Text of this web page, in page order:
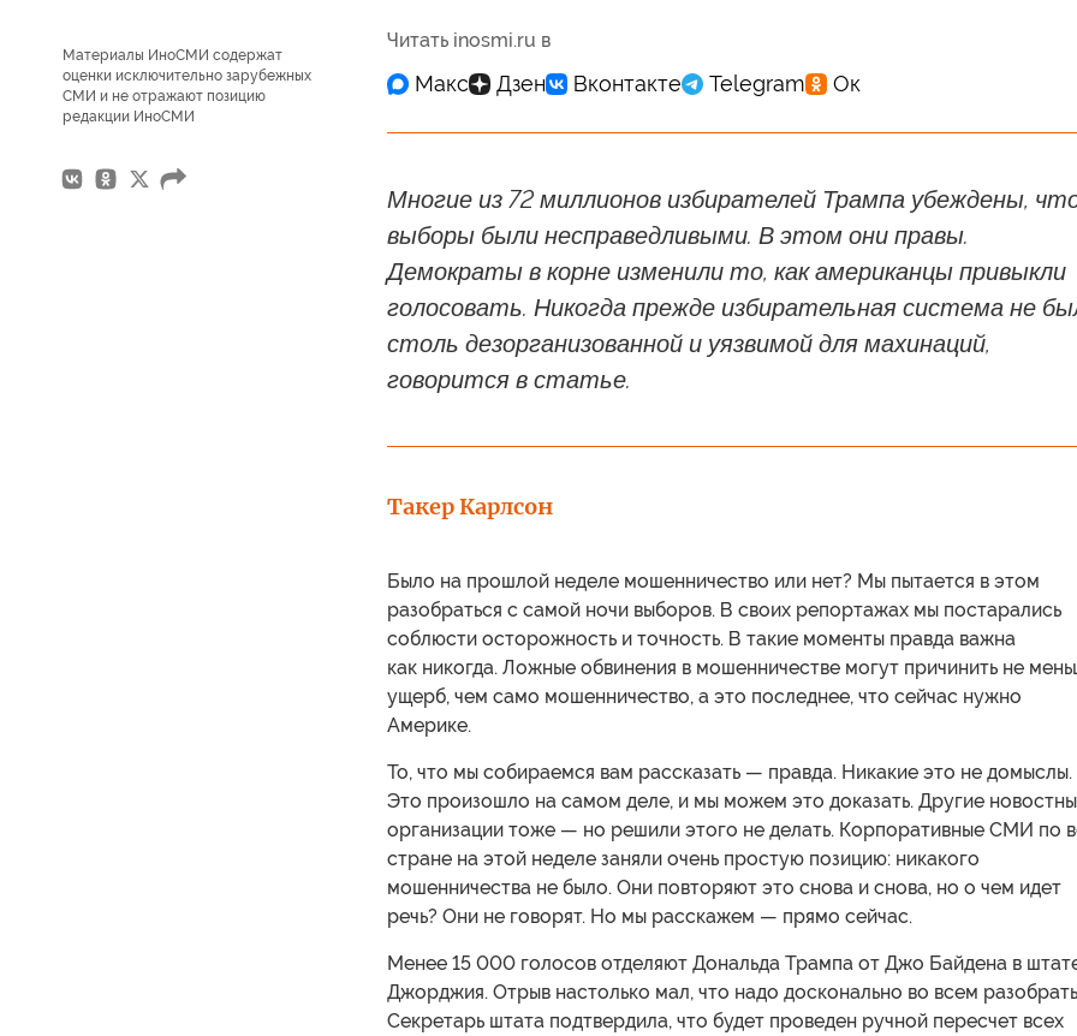
Материалы ИноСМИ содержат
оценки исключительно зарубежных
СМИ и не отражают позицию
редакции ИноСМИ
Читать inosmi.ru в
Многие из 72 миллионов избирателей Трампа убеждены,
выборы были несправедливыми. В этом они правы.
Демократы в корне изменили то, как американцы привыкли
голосовать. Никогда прежде избирательная система не
столь дезорганизованной и уязвимой для махинаций,
говорится в статье.
Такер Карлсон
Было на прошлой неделе мошенничество или нет? Мы пытается в этом
разобраться с самой ночи выборов. В своих репортажах мы постарались
соблюсти осторожность и точность. В такие моменты правда важна
как никогда. Ложные обвинения в мошенничестве могут причинить не
ущерб, чем само мошенничество, а это последнее, что сейчас нужно
Америке.
То, что мы собираемся вам рассказать — правда. Никакие это не домыслы.
Это произошло на самом деле, и мы можем это доказать. Другие
организации тоже — но решили этого не делать. Корпоративные СМИ по
стране на этой неделе заняли очень простую позицию: никакого
мошенничества не было. Они повторяют это снова и снова, но о чем идет
речь? Они не говорят. Но мы расскажем — прямо сейчас.
Менее 15 000 голосов отделяют Дональда Трампа от Джо Байдена в
Джорджия. Отрыв настолько мал, что надо досконально во всем
Секретарь штата подтвердила, что будет проведен ручной пересчет всех